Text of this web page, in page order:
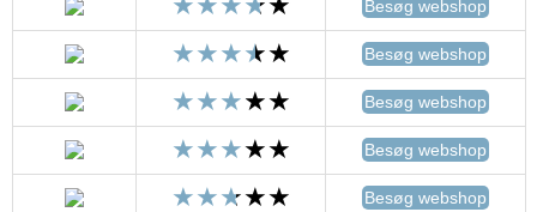
Besøg webshop
Besøg webshop
Besøg webshop
Besøg webshop
Besøg webshop